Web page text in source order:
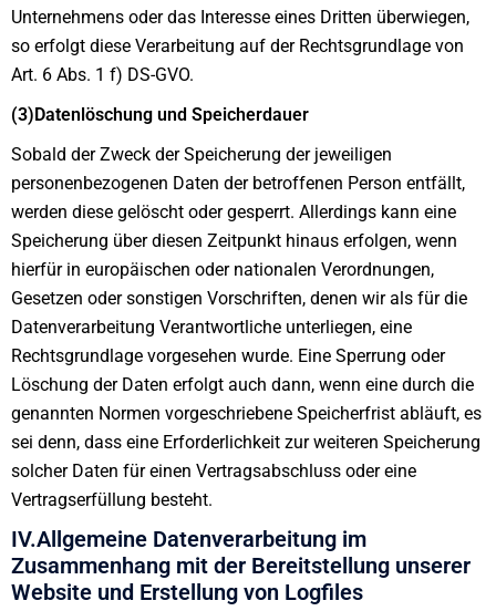
Unternehmens oder das Interesse eines Dritten überwiegen,
so erfolgt diese Verarbeitung auf der Rechtsgrundlage von
Art. 6 Abs. 1 f) DS-GVO.
(3)Datenlöschung und Speicherdauer
Sobald der Zweck der Speicherung der jeweiligen
personenbezogenen Daten der betroffenen Person entfällt,
werden diese gelöscht oder gesperrt. Allerdings kann eine
Speicherung über diesen Zeitpunkt hinaus erfolgen, wenn
hierfür in europäischen oder nationalen Verordnungen,
Gesetzen oder sonstigen Vorschriften, denen wir als für die
Datenverarbeitung Verantwortliche unterliegen, eine
Rechtsgrundlage vorgesehen wurde. Eine Sperrung oder
Löschung der Daten erfolgt auch dann, wenn eine durch die
genannten Normen vorgeschriebene Speicherfrist abläuft, es
sei denn, dass eine Erforderlichkeit zur weiteren Speicherung
solcher Daten für einen Vertragsabschluss oder eine
Vertragserfüllung besteht.
IV.Allgemeine Datenverarbeitung im
Zusammenhang mit der Bereitstellung unserer
Website und Erstellung von Logfiles